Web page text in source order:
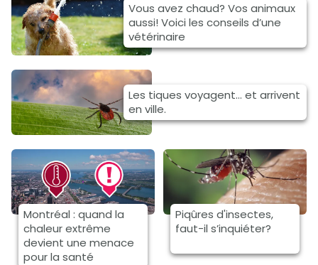
Vous avez chaud? Vos animaux
aussi! Voici les conseils d’une
vétérinaire
Les tiques voyagent... et arrivent
en ville.
Montréal : quand la
chaleur extrême
devient une menace
pour la santé
Piqûres d'insectes,
faut-il s’inquiéter?